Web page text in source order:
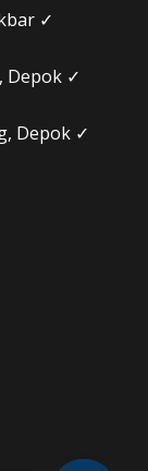
✓
Depok ✓
Depok ✓